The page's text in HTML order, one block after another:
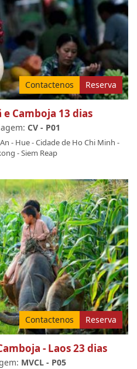
Contactenos Reserva
Camboja 13 dias
CV - P01
- Hue-Cidade de Ho Chi Minh -
-Siem Reap
Contactenos Reserva
- Laos 23 dias
MVCL - P05